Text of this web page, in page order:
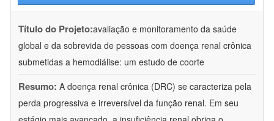
Título do Projeto:avaliação e monitoramento da saúde
global e da sobrevida de pessoas com doença renal crônica
submetidas a hemodiálise: um estudo de coorte
Resumo: A doença renal crônica (DRC) se caracteriza pela
perda progressiva e irreversível da função renal. Em seu